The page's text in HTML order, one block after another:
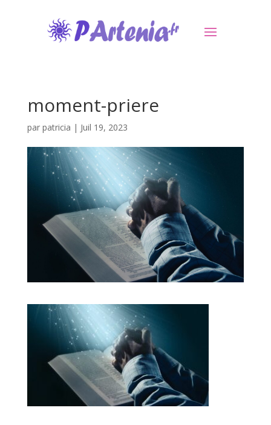
moment-priere
par patricia | Juil 19, 2023